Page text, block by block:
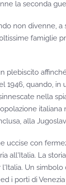
la seconda
non divenne,
famiglie
plebiscito
1946, quando, in
nella
italiana
alla
uccise con
all'Italia. La
Un simbolo
i porti di